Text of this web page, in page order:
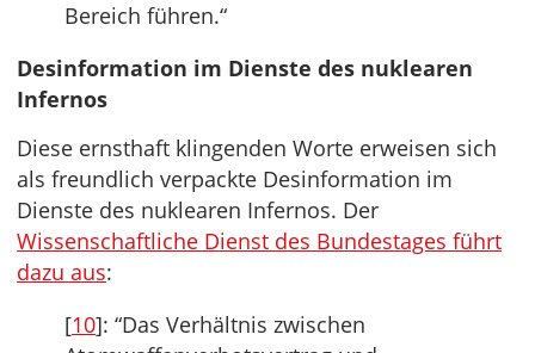
Bereich führen.“
Desinformation im Dienste des nuklearen
Infernos
Diese ernsthaft klingenden Worte erweisen sich
als freundlich verpackte Desinformation im
Dienste des nuklearen Infernos. Der
Wissenschaftliche Dienst des Bundestages führt
dazu aus:
[10]: “Das Verhältnis zwischen